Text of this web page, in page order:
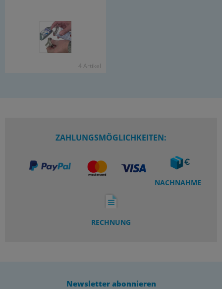
4 Ar­ti­kel
ZAHLUNGSMÖGLICHKEITEN:
NACHNAHME
RECHNUNG
Newsletter abonnieren